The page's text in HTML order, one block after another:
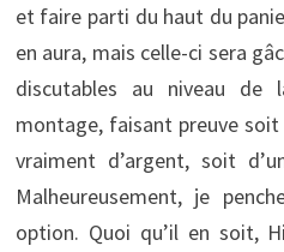
et faire parti du haut du
en aura, mais celle-ci sera
discutables au niveau
montage, faisant preuve
vraiment d’argent, soit
Malheureusement, je
option. Quoi qu’il en soit,